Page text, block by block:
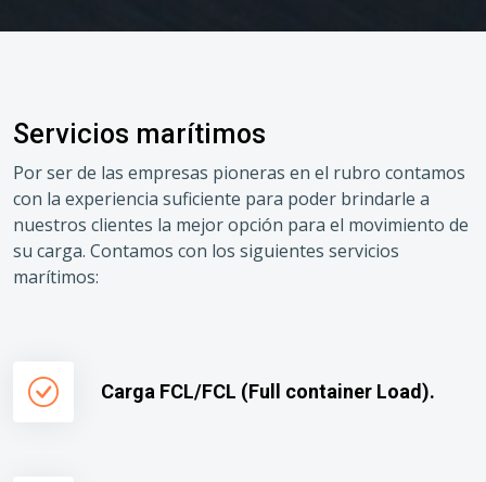
Servicios marítimos
Por ser de las empresas pioneras en el rubro contamos
con la experiencia suficiente para poder brindarle a
nuestros clientes la mejor opción para el movimiento de
su carga. Contamos con los siguientes servicios
marítimos:
Carga FCL/FCL (Full container Load).